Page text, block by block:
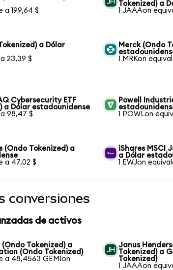
a 199,64 $
Tokenized) a
1 JAAAon
a Dólar
23,39 $
Merck (Ondo
1 MRKon
Cybersecurity ETF
a Dólar estadounidense
a 98,47 $
Powell
1 POWLon
(Ondo Tokenized) a
a 47,02 $
iShares MSCI
a Dólar
1 EWJon
conversiones
de activos
Tokenized) a
(Ondo Tokenized)
a 48,4563 GEMIon
Janus
Tokenized) a
Tokenized)
1 JAAAon